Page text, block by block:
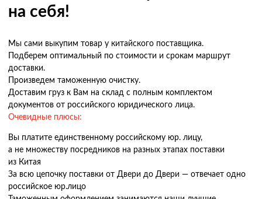
на себя!
Мы сами выкупим товар у китайского поставщика.
Подберем оптимальный по стоимости и срокам маршрут
доставки.
Произведем таможенную очистку.
Доставим груз к Вам на склад с полным комплектом
документов от российского юридического лица.
Очевидные плюсы:
Вы платите единственному российскому юр. лицу,
а не множеству посредников на разных этапах поставки
из Китая
За всю цепочку поставки от Двери до Двери — отвечает одно
российское юр.лицо